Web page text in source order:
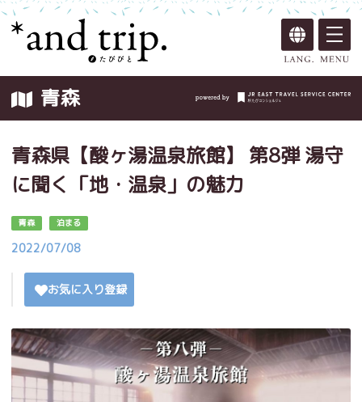
青森
青森県【酸ヶ湯温泉旅館】 第8弾 湯守
に聞く「地・温泉」の魅力
青森 泊まる
2022/07/08
お気に入り登録